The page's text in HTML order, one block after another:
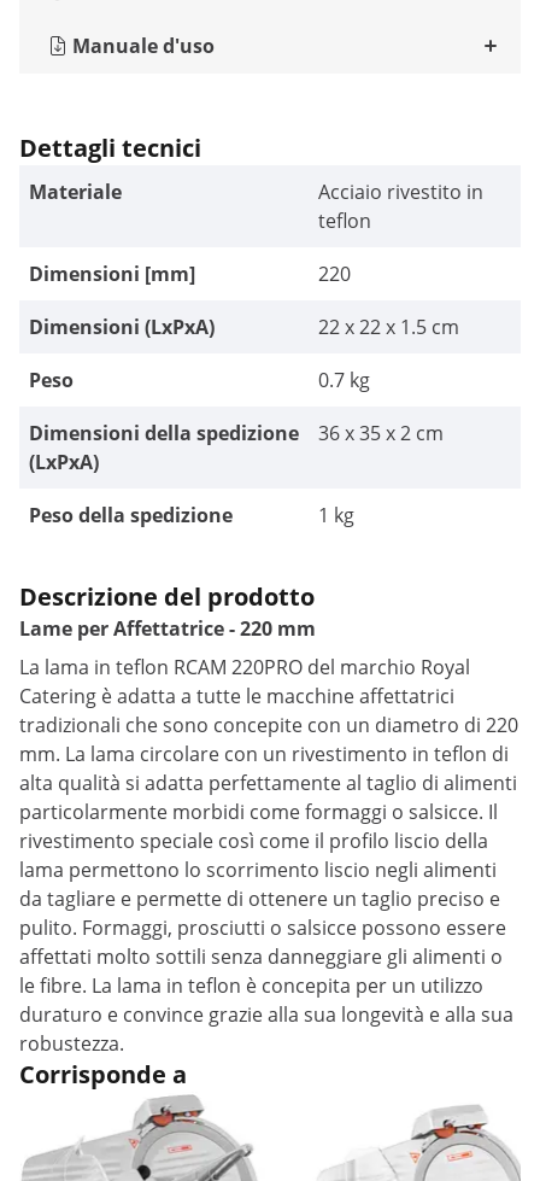
Manuale d'uso
Dettagli tecnici
Materiale
Acciaio rivestito in
teflon
Dimensioni [mm]
220
Dimensioni (LxPxA)
22 x 22 x 1.5 cm
Peso
0.7 kg
Dimensioni della spedizione
(LxPxA)
36 x 35 x 2 cm
Peso della spedizione 1 kg
Descrizione del prodotto
Lame per Affettatrice - 220 mm
La lama in teflon RCAM 220PRO del marchio Royal
Catering è adatta a tutte le macchine affettatrici
tradizionali che sono concepite con un diametro di 220
mm. La lama circolare con un rivestimento in teflon di
alta qualità si adatta perfettamente al taglio di alimenti
particolarmente morbidi come formaggi o salsicce. Il
rivestimento speciale così come il profilo liscio della
lama permettono lo scorrimento liscio negli alimenti
da tagliare e permette di ottenere un taglio preciso e
pulito. Formaggi, prosciutti o salsicce possono essere
affettati molto sottili senza danneggiare gli alimenti o
le fibre. La lama in teflon è concepita per un utilizzo
duraturo e convince grazie alla sua longevità e alla sua
robustezza.
Corrisponde a